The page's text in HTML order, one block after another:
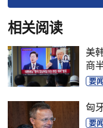
相关阅读
美
商
要
匈
要